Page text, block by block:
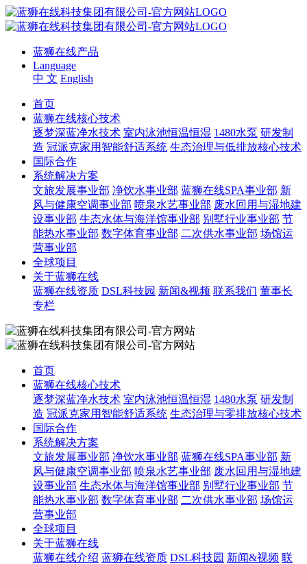
蓝狮在线产品
Language
中 文 English
首页
蓝狮在线核心技术
逐梦深蓝净水技术 室内泳池恒温恒湿 1480水泵 研发制
造 冠派克家用智能舒适系统 生态治理与低排放核心技术
国际合作
系统解决方案
文旅发展事业部 净饮水事业部 蓝狮在线SPA事业部 新
风与健康空调事业部 喷泉水艺事业部 废水回用与湿地建
设事业部 生态水体与海洋馆事业部 别墅行业事业部 节
能热水事业部 数字体育事业部 二次供水事业部 场馆运
营事业部
全球项目
关于蓝狮在线
蓝狮在线资质 DSL科技园 新闻&视频 联系我们 董事长
专栏
首页
蓝狮在线核心技术
逐梦深蓝净水技术 室内泳池恒温恒湿 1480水泵 研发制
造 冠派克家用智能舒适系统 生态治理与零排放核心技术
国际合作
系统解决方案
文旅发展事业部 净饮水事业部 蓝狮在线SPA事业部 新
风与健康空调事业部 喷泉水艺事业部 废水回用与湿地建
设事业部 生态水体与海洋馆事业部 别墅行业事业部 节
能热水事业部 数字体育事业部 二次供水事业部 场馆运
营事业部
全球项目
关于蓝狮在线
蓝狮在线介绍 蓝狮在线资质 DSL科技园 新闻&视频 联